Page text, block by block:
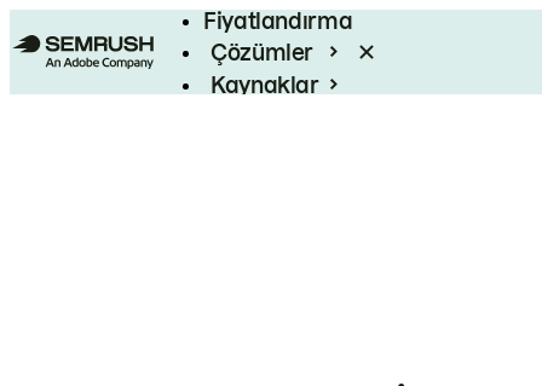
Fiyatlandırma
Çözümler
Kaynaklar